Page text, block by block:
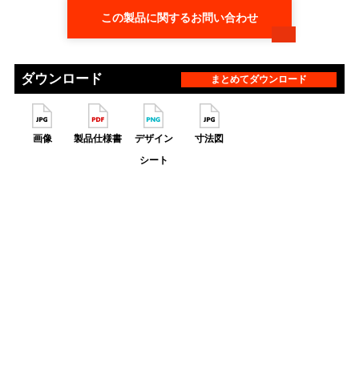
この製品に関するお問い合わせ
ダウンロード まとめてダウンロード
画像 製品仕様書
デザイン
シート
寸法図